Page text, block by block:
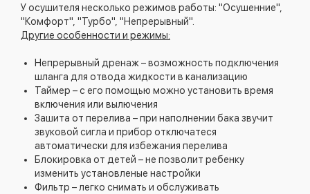
У осушителя несколько режимов работы: "Осушенние",
"Комфорт", "Турбо", "Непрерывный".
Другие особенности и режимы:
Непрерывный дренаж – возможность подключения
шланга для отвода жидкости в канализацию
Таймер – с его помощью можно установить время
включения или вылючения
Зашита от перелива – при наполнении бака звучит
звуковой сигла и прибор отключатеся
автоматически для избежания перелива
Блокировка от детей – не позволит ребенку
изменить установленые настройки
Фильтр – легко снимать и обслуживать